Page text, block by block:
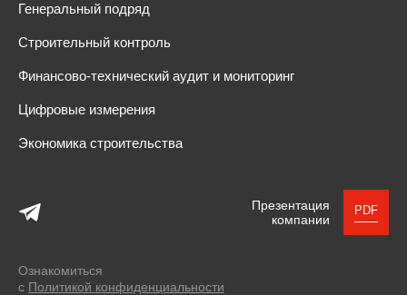
Генеральный подряд
Строительный контроль
Финансово-технический аудит и мониторинг
Цифровые измерения
Экономика строительства
Презентация
компании
PDF
Ознакомиться
с Политикой конфиденциальности